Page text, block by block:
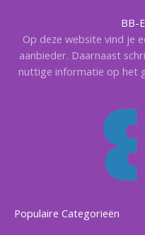
BB-
Op deze website vind je
aanbieder. Daarnaast
nuttige informatie op het
Populaire Categorieën